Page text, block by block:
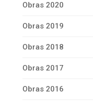
Obras 2020
Obras 2019
Obras 2018
Obras 2017
Obras 2016